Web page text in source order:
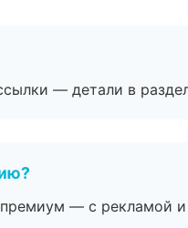
— детали в
— с рекламой